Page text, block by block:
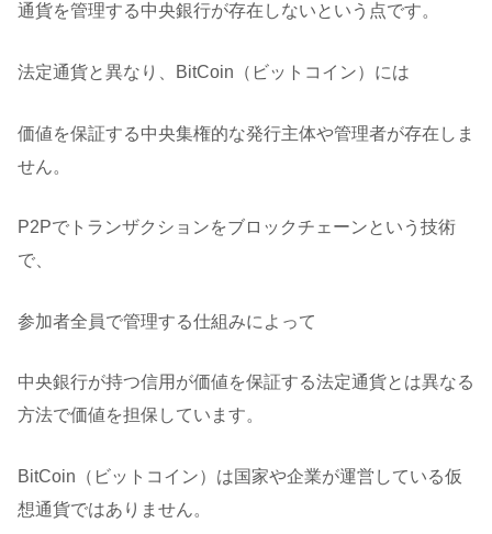
通貨を管理する中央銀行が存在しないという点です。
法定通貨と異なり、BitCoin（ビットコイン）には
価値を保証する中央集権的な発行主体や管理者が存在しま
せん。
P2Pでトランザクションをブロックチェーンという技術
で、
参加者全員で管理する仕組みによって
中央銀行が持つ信用が価値を保証する法定通貨とは異なる
方法で価値を担保しています。
BitCoin（ビットコイン）は国家や企業が運営している仮
想通貨ではありません。